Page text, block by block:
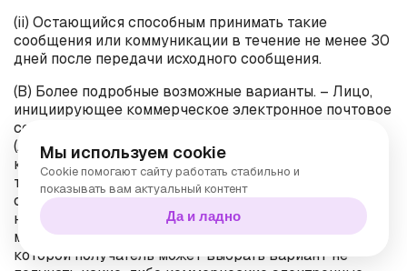
(ii) Остающийся способным принимать такие
сообщения или коммуникации в течение не менее 30
дней после передачи исходного сообщения.
(B) Более подробные возможные варианты. – Лицо,
инициирующее коммерческое электронное почтовое
сообщение, может соответствовать подпараграфу
(A
), предлагая получателю список или меню, из
которого получатель может выбрать определенные
типы коммерческих электронных почтовых
сообщений, которые получатель хочет получать или
не хочет получать от отправителя, если список или
меню включает в себя возможность, согласно
которой получатель может выбрать вариант не
Мы используем cookie
Cookie помогают сайту работать стабильно и
показывать вам актуальный контент
Да и ладно